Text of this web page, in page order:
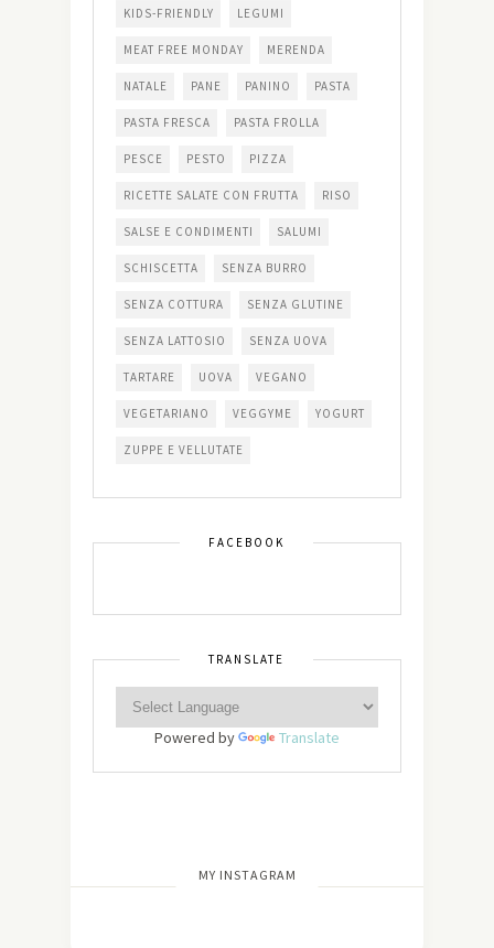
KIDS-FRIENDLY LEGUMI
MEAT FREE MONDAY MERENDA
NATALE PANE PANINO PASTA
PASTA FRESCA PASTA FROLLA
PESCE PESTO PIZZA
RICETTE SALATE CON FRUTTA RISO
SALSE E CONDIMENTI SALUMI
SCHISCETTA SENZA BURRO
SENZA COTTURA SENZA GLUTINE
SENZA LATTOSIO SENZA UOVA
TARTARE UOVA VEGANO
VEGETARIANO VEGGYME YOGURT
ZUPPE E VELLUTATE
FACEBOOK
TRANSLATE
Powered by Translate
MY INSTAGRAM
[wdi_feed id=”2″]